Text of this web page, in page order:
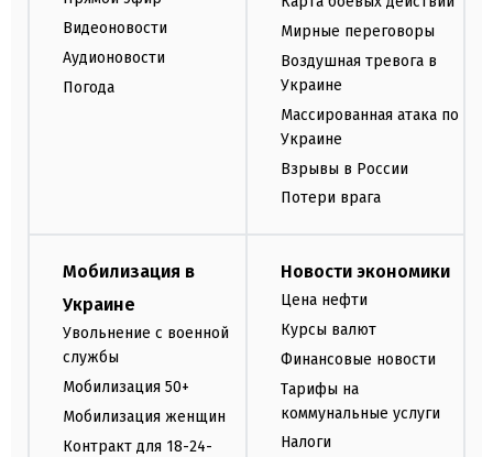
Видеоновости
Аудионовости
Погода
Мирные переговоры
Воздушная тревога в
Украине
Массированная атака по
Украине
Взрывы в России
Потери врага
Мобилизация в
Украине
Увольнение с военной
службы
Мобилизация 50+
Мобилизация женщин
Контракт для 18-24-
Новости экономики
Цена нефти
Курсы валют
Финансовые новости
Тарифы на
коммунальные услуги
Налоги